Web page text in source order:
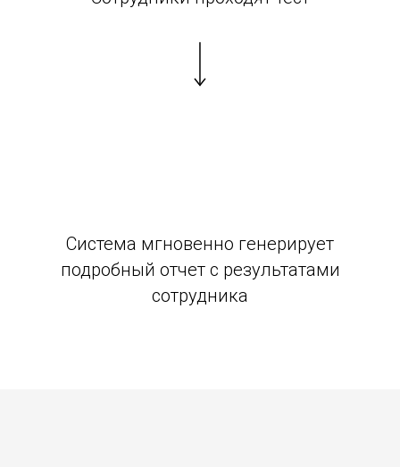
Система мгновенно генерирует
подробный отчет с результатами
сотрудника